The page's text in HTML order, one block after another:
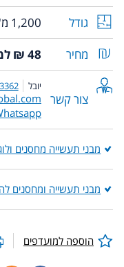
גודל
1,200 מ"ר
מחיר
48 ₪ למ"ר
צור קשר
יובל
מבני תעשייה מחסנים
מבני תעשייה ומחסנים
הוספה למועדפים